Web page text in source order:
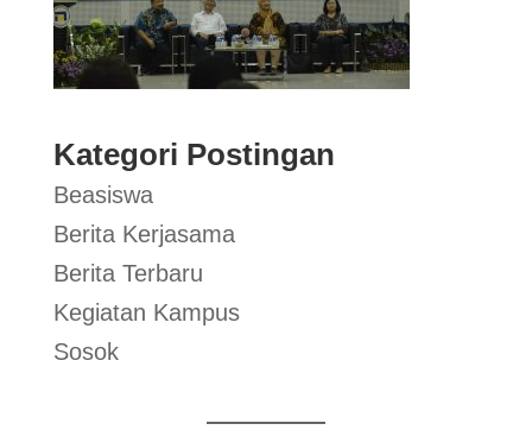
Kategori Postingan
Beasiswa
Berita Kerjasama
Berita Terbaru
Kegiatan Kampus
Sosok